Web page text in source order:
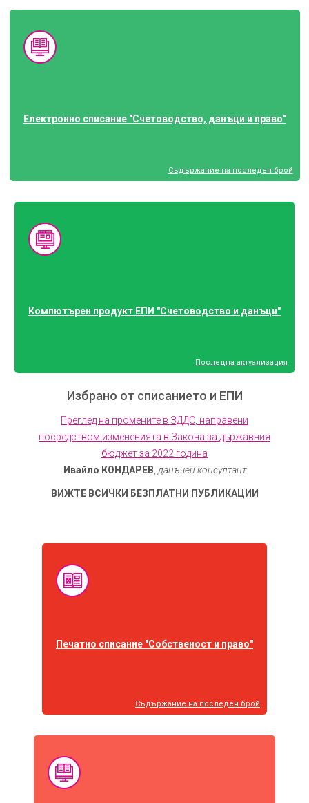
Електронно списание "Счетоводство, данъци и право"
Съдържание на последен брой
Компютърен продукт ЕПИ "Счетоводство и данъци"
Последна актуализация
Избрано от списанието и ЕПИ
Преглед на промените в ЗДДС, направени
посредством измененията в Закона за държавния
бюджет за 2022 година
Ивайло КОНДАРЕВ данъчен консултант
ВИЖТЕ ВСИЧКИ БЕЗПЛАТНИ ПУБЛИКАЦИИ
Печатно списание "Собственост и право"
Съдържание на последен брой